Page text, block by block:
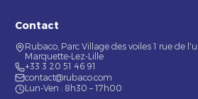
Contact
Rubaco, Parc Village des voiles 1 rue de
Marquette-Lez-Lille
+33 3 20 51 46 91
contact@rubaco.com
Lun-Ven : 8h30 – 17h00